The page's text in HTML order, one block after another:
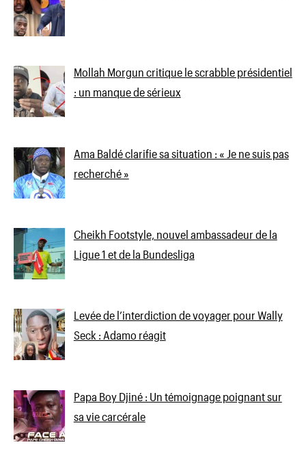
Mollah Morgun critique le scrabble présidentiel
: un manque de sérieux
Ama Baldé clarifie sa situation : « Je ne suis pas
recherché »
Cheikh Footstyle, nouvel ambassadeur de la
Ligue 1 et de la Bundesliga
Levée de l’interdiction de voyager pour Wally
Seck : Adamo réagit
Papa Boy Djiné : Un témoignage poignant sur
sa vie carcérale